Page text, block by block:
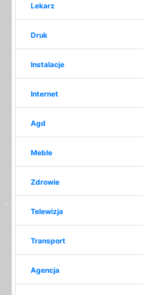
Lekarz
Druk
Instalacje
Internet
Agd
Meble
Zdrowie
Telewizja
Transport
Agencja